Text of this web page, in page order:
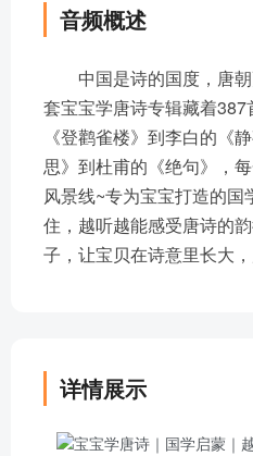
音频概述
中国是诗的国度，唐
套宝宝学唐诗专辑藏着
《登鹳雀楼》到李白的《
思》到杜甫的《绝句》，
风景线~专为宝宝打造的
住，越听越能感受唐诗的
子，让宝贝在诗意里长大
详情展示